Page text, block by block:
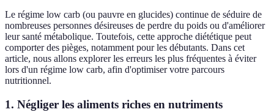
Le régime low carb (ou pauvre en glucides) continue de séduire de
nombreuses personnes désireuses de perdre du poids ou d'améliorer
leur santé métabolique. Toutefois, cette approche diététique peut
comporter des pièges, notamment pour les débutants. Dans cet
article, nous allons explorer les erreurs les plus fréquentes à éviter
lors d'un régime low carb, afin d'optimiser votre parcours
nutritionnel.
1. Négliger les aliments riches en nutriments